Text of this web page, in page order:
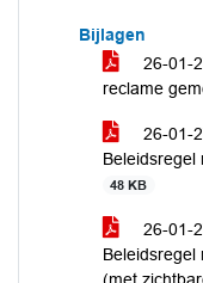
Bijlagen
26-01-
reclame
26-01-
Beleidsregel
48 KB
26-01-
Beleidsregel